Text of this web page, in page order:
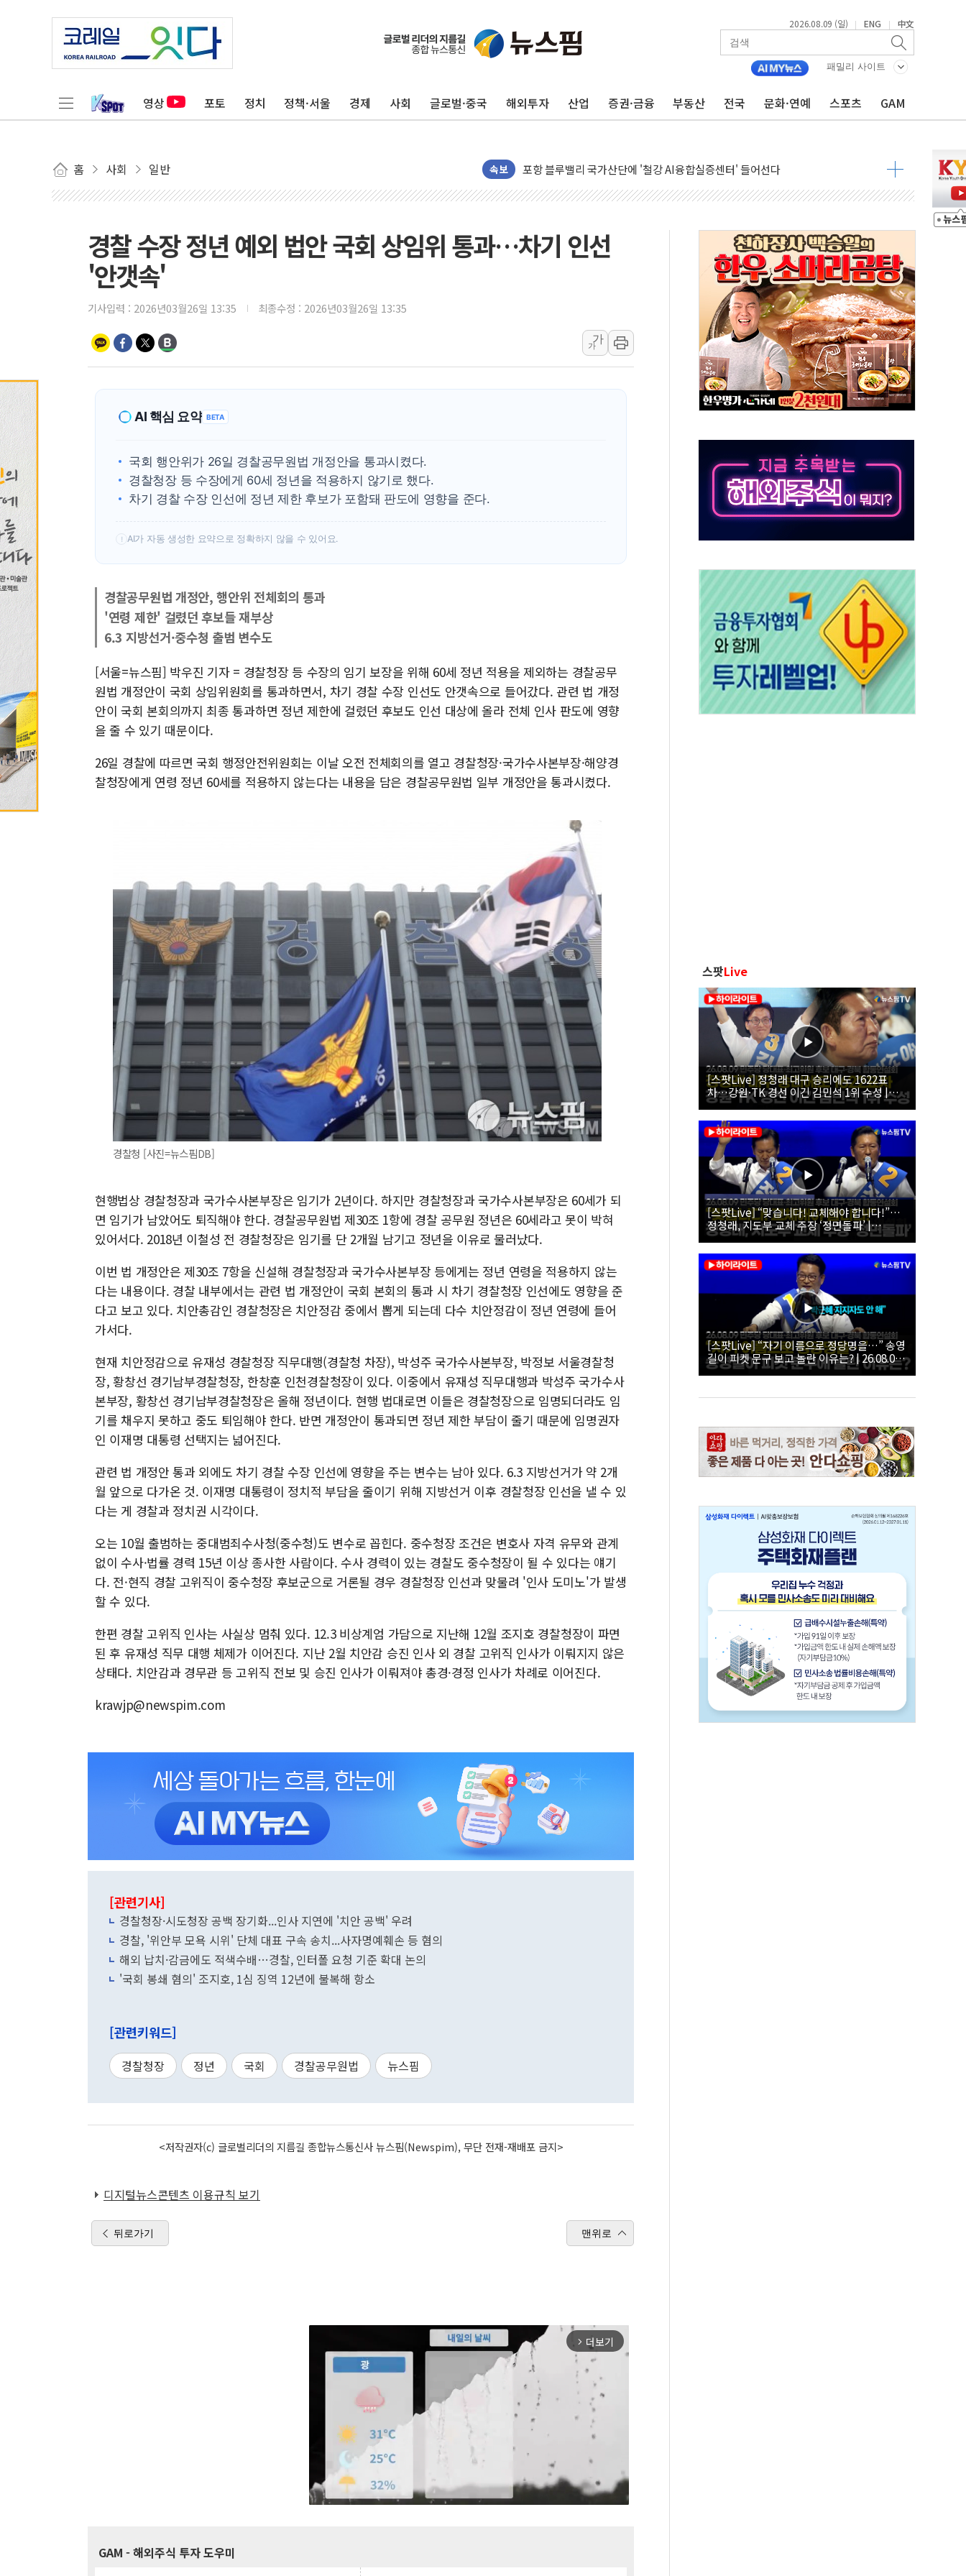
2026.08.09 (일) | ENG | 中文
패밀리 사이트
영상 포토 정치 정책·서울 경제 사회 글로벌·중국 해외투자 산업 증권·금융 부동산 전국 문화·연예 스포츠 GAM
홈 사회 일반 속보
125mm 폭우 쏟아진 울진...'두천~하당'·'올미골교' 차량 통행 선제 제한
포항 블루밸리 국가산단에 '철강 AI융합실증센터' 들어선다
[종합] 김민석, 정청래에 누적 1.48%p 차 선두 유지...金 46.01% vs 鄭 44.53%
민주당 경북도당위원장에 오중기 당선...합산득표율 68.63%
인천서 말다툼 중 어머니 살해 10대 구속…범행 후 반려견도 죽여
김민석, 강원·대구·경북 경선서 정청래에 승리…金 48.54% vs 鄭 44.40%
[속보] 민주, 강원·대구·경북 경선 결과...김민석 48.54% 정청래 44.40%
[속보] 민주, 경북 경선 결과 발표...김민석 47.37% 정청래 45.71% 송영길 6.92%
[속보] 민주, 대구 경선 결과 발표...정청래 47.82% 김민석 46.35% 송영길 5.83%
[속보] 민주, 강원 경선 결과 발표...김민석 50.30% 정청래 41.94% 송영길 7.76%
정재헌 CEO, SKT 장기고객 400명 맞이…"마음 잇는 시간 되길"
최태원, 노소영에 9440억 지급 확정되나…재상고 앞두고 막판 셈법
인천시 광복절 현수막 '태극기 거꾸로' 논란…이틀만에 철거
병무청, 보충역 전면 손질… 예술·체육요원 최대 33% 감축
홈플러스發 대형마트 판매, 역대 최대폭 감소한 9.4%↓…유통업계 양극화 심화
윤준병·이해민 의원, '정부 특사'로 콜롬비아 대통령 취임식 참석
경찰 수장 정년 예외 법안 국회 상임위 통과…차기 인선
'안갯속'
기사입력 : 2026년03월26일 13:35 최종수정 : 2026년03월26일 13:35
가
가
AI 핵심 요약 BETA
국회 행안위가 26일 경찰공무원법 개정안을 통과시켰다.
경찰청장 등 수장에게 60세 정년을 적용하지 않기로 했다.
차기 경찰 수장 인선에 정년 제한 후보가 포함돼 판도에 영향을 준다.
! AI가 자동 생성한 요약으로 정확하지 않을 수 있어요.
경찰공무원법 개정안, 행안위 전체회의 통과
'연령 제한' 걸렸던 후보들 재부상
6.3 지방선거·중수청 출범 변수도
[서울=뉴스핌] 박우진 기자 = 경찰청장 등 수장의 임기 보장을 위해 60세 정년 적용을 제외하는 경찰공무
원법 개정안이 국회 상임위원회를 통과하면서, 차기 경찰 수장 인선도 안갯속으로 들어갔다. 관련 법 개정
안이 국회 본회의까지 최종 통과하면 정년 제한에 걸렸던 후보도 인선 대상에 올라 전체 인사 판도에 영향
을 줄 수 있기 때문이다.
26일 경찰에 따르면 국회 행정안전위원회는 이날 오전 전체회의를 열고 경찰청장·국가수사본부장·해양경
찰청장에게 연령 정년 60세를 적용하지 않는다는 내용을 담은 경찰공무원법 일부 개정안을 통과시켰다.
경찰청 [사진=뉴스핌DB]
현행법상 경찰청장과 국가수사본부장은 임기가 2년이다. 하지만 경찰청장과 국가수사본부장은 60세가 되
면 임기가 남았어도 퇴직해야 한다. 경찰공무원법 제30조 1항에 경찰 공무원 정년은 60세라고 못이 박혀
있어서다. 2018년 이철성 전 경찰청장은 임기를 단 2개월 남기고 정년을 이유로 물러났다.
이번 법 개정안은 제30조 7항을 신설해 경찰청장과 국가수사본부장 등에게는 정년 연령을 적용하지 않는
다는 내용이다. 경찰 내부에서는 관련 법 개정안이 국회 본회의 통과 시 차기 경찰청장 인선에도 영향을 준
다고 보고 있다. 치안총감인 경찰청장은 치안정감 중에서 뽑게 되는데 다수 치안정감이 정년 연령에 들어
가서다.
현재 치안정감으로 유재성 경찰청장 직무대행(경찰청 차장), 박성주 국가수사본부장, 박정보 서울경찰청
장, 황창선 경기남부경찰청장, 한창훈 인천경찰청장이 있다. 이중에서 유재성 직무대행과 박성주 국가수사
본부장, 황창선 경기남부경찰청장은 올해 정년이다. 현행 법대로면 이들은 경찰청장으로 임명되더라도 임
기를 채우지 못하고 중도 퇴임해야 한다. 반면 개정안이 통과되면 정년 제한 부담이 줄기 때문에 임명권자
인 이재명 대통령 선택지는 넓어진다.
관련 법 개정안 통과 외에도 차기 경찰 수장 인선에 영향을 주는 변수는 남아 있다. 6.3 지방선거가 약 2개
월 앞으로 다가온 것. 이재명 대통령이 정치적 부담을 줄이기 위해 지방선거 이후 경찰청장 인선을 낼 수 있
다는 게 경찰과 정치권 시각이다.
오는 10월 출범하는 중대범죄수사청(중수청)도 변수로 꼽힌다. 중수청장 조건은 변호사 자격 유무와 관계
없이 수사·법률 경력 15년 이상 종사한 사람이다. 수사 경력이 있는 경찰도 중수청장이 될 수 있다는 얘기
다. 전·현직 경찰 고위직이 중수청장 후보군으로 거론될 경우 경찰청장 인선과 맞물려 '인사 도미노'가 발생
할 수 있다.
한편 경찰 고위직 인사는 사실상 멈춰 있다. 12.3 비상계엄 가담으로 지난해 12월 조지호 경찰청장이 파면
된 후 유재성 직무 대행 체제가 이어진다. 지난 2월 치안감 승진 인사 외 경찰 고위직 인사가 이뤄지지 않은
상태다. 치안감과 경무관 등 고위직 전보 및 승진 인사가 이뤄져야 총경·경정 인사가 차례로 이어진다.
krawjp@newspim.com
[관련기사]
경찰청장·시도청장 공백 장기화...인사 지연에 '치안 공백' 우려
경찰, '위안부 모욕 시위' 단체 대표 구속 송치...사자명예훼손 등 혐의
해외 납치·감금에도 적색수배…경찰, 인터폴 요청 기준 확대 논의
'국회 봉쇄 혐의' 조지호, 1심 징역 12년에 불복해 항소
[관련키워드]
경찰청장 정년 국회 경찰공무원법 뉴스핌
<저작권자(c) 글로벌리더의 지름길 종합뉴스통신사 뉴스핌(Newspim), 무단 전재-재배포 금지>
디지털뉴스콘텐츠 이용규칙 보기
뒤로가기 맨위로
arrow_forward_ios 더보기
GAM - 해외주식 투자 도우미
스팟Live
[스팟Live] 정청래 대구 승리에도 1622표
차…강원·TK 경선 이긴 김민석 1위 수성 |
26.08.09 더불어민주당 당대표·최고위원 후
보 대구·경북 합동연설회
[스팟Live] “맞습니다! 교체해야 합니다!”…
정청래, 지도부 교체 주장 ‘정면돌파’ |
26.08.09 더불어민주당 당대표·최고위원 후
보 대구·경북 합동연설회
[스팟Live] “자기 이름으로 정당명을…” 송영
길이 피켓 문구 보고 놀란 이유는? | 26.08.09
더불어민주당 당대표·최고위원 후보 대구·경